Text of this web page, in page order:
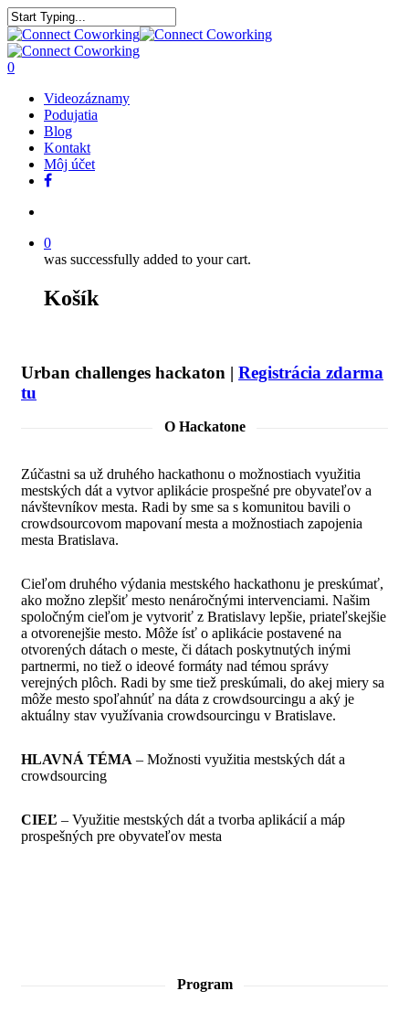
0
Videozáznamy
Podujatia
Blog
Kontakt
Môj účet
0
was successfully added to your cart.
Košík
Urban challenges hackaton | Registrácia zdarma
tu
O Hackatone
Zúčastni sa už druhého hackathonu o možnostiach využitia
mestských dát a vytvor aplikácie prospešné pre obyvateľov a
návštevníkov mesta. Radi by sme sa s komunitou bavili o
crowdsourcovom mapovaní mesta a možnostiach zapojenia
mesta Bratislava.
Cieľom druhého výdania mestského hackathonu je preskúmať,
ako možno zlepšiť mesto nenáročnými intervenciami. Našim
spoločným cieľom je vytvoriť z Bratislavy lepšie, priateľskejšie
a otvorenejšie mesto. Môže ísť o aplikácie postavené na
otvorených dátach o meste, či dátach poskytnutých inými
partnermi, no tiež o ideové formáty nad témou správy
verejných plôch. Radi by sme tiež preskúmali, do akej miery sa
môže mesto spoľahnúť na dáta z crowdsourcingu a aký je
aktuálny stav využívania crowdsourcingu v Bratislave.
HLAVNÁ TÉMA – Možnosti využitia mestských dát a
crowdsourcing
CIEĽ – Využitie mestských dát a tvorba aplikácií a máp
prospešných pre obyvateľov mesta
Program